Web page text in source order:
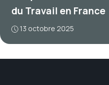
du Travail en France
13 octobre 2025